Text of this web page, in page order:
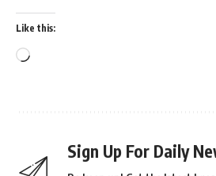
Like this:
Sign Up For Daily